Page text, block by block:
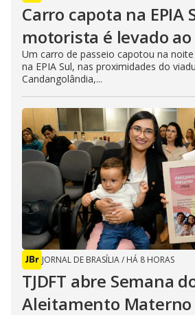
Carro capota na EPIA
motorista é levado
Um carro de passeio capotou na
na EPIA Sul, nas proximidades do
Candangolândia,...
JORNAL DE BRASÍLIA/ HÁ 8 HORAS
TJDFT abre Semana
Aleitamento Materno